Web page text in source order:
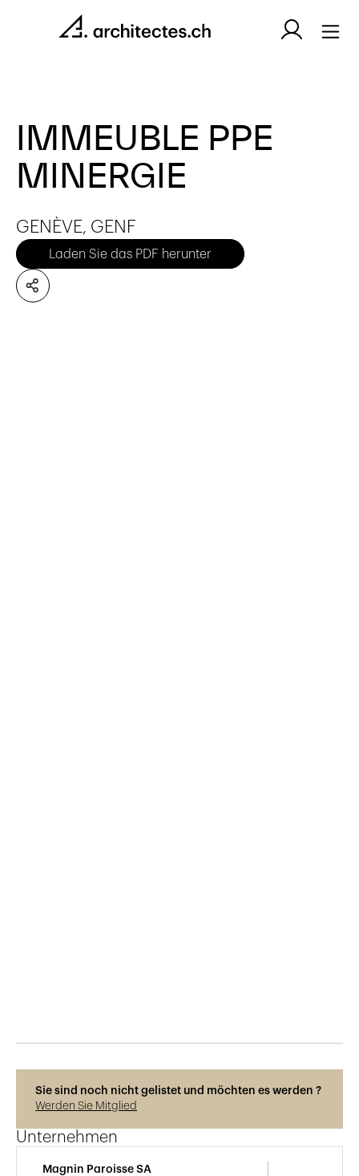
IMMEUBLE PPE
MINERGIE
GENÈVE, GENF
Laden Sie das PDF herunter
Sie sind noch nicht gelistet und möchten es werden ?
Werden Sie Mitglied
Unternehmen
Magnin Paroisse SA